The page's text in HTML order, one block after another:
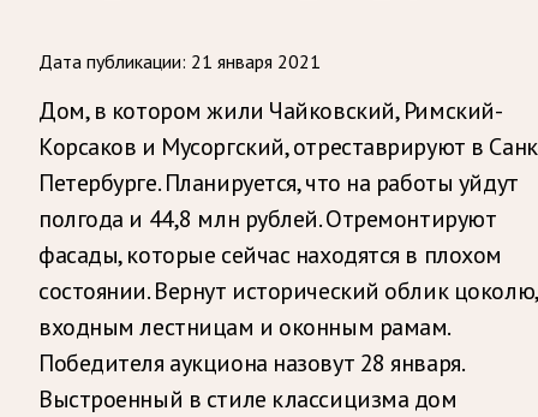
Дата публикации: 21 января 2021
Дом, в котором жили Чайковский, Римский-
Корсаков и Мусоргский, отреставрируют в
Петербурге. Планируется, что на работы уйдут
полгода и 44,8 млн рублей. Отремонтируют
фасады, которые сейчас находятся в плохом
состоянии. Вернут исторический облик цоколю,
входным лестницам и оконным рамам.
Победителя аукциона назовут 28 января.
Выстроенный в стиле классицизма дом